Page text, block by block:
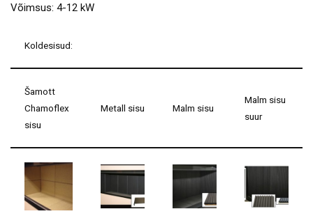
Võimsus: 4-12 kW
Koldesisud:
Šamott
Chamoflex
sisu
Metall sisu Malm sisu
Malm sisu
suur